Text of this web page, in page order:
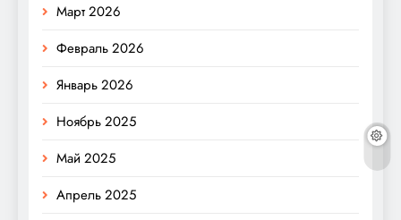
Март 2026
Февраль 2026
Январь 2026
Ноябрь 2025
Май 2025
Апрель 2025